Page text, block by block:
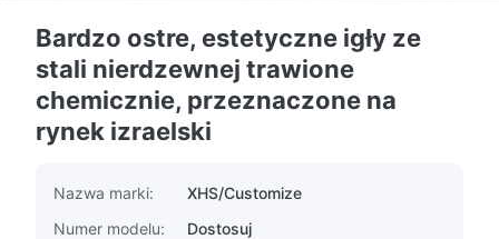
Bardzo ostre, estetyczne igły ze
stali nierdzewnej trawione
chemicznie, przeznaczone na
rynek izraelski
Nazwa marki:
XHS/Customize
Numer modelu:
Dostosuj